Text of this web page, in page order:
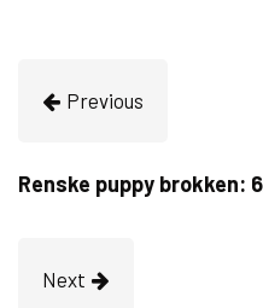
Previous
Renske puppy brokken:
Next